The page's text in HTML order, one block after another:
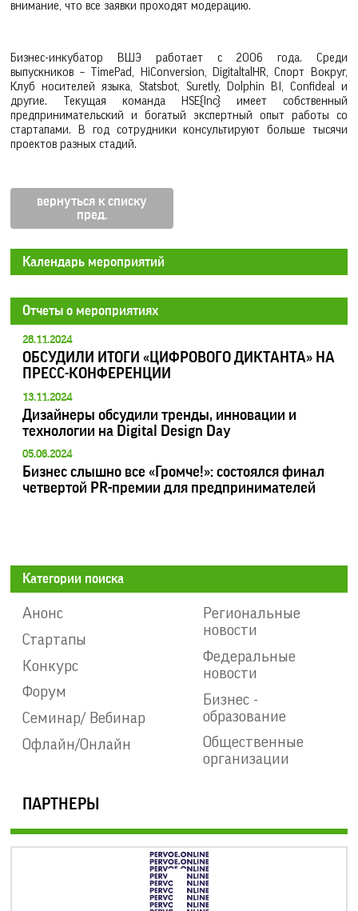
внимание, что все заявки проходят модерацию.
Бизнес-инкубатор ВШЭ работает с 2006 года. Среди
выпускников – TimePad, HiConversion, DigitaltalHR, Спорт Вокруг,
Клуб носителей языка, Statsbot, Suretly, Dolphin BI, Confideal и
другие. Текущая команда HSE{Inc} имеет собственный
предпринимательский и богатый экспертный опыт работы со
стартапами. В год сотрудники консультируют больше тысячи
проектов разных стадий.
вернуться к списку
Календарь мероприятий
Отчеты о мероприятиях
28.11.2024
ОБСУДИЛИ ИТОГИ «ЦИФРОВОГО ДИКТАНТА» НА
ПРЕСС-КОНФЕРЕНЦИИ
13.11.2024
Дизайнеры обсудили тренды, инновации и
технологии на Digital Design Day
05.06.2024
Бизнес слышно все «Громче!»: состоялся финал
четвертой PR-премии для предпринимателей
Категории поиска
Анонс
Стартапы
Конкурс
Форум
Семинар/ Вебинар
Офлайн/Онлайн
Региональные
новости
Федеральные
новости
Бизнес -
образование
Общественные
организации
ПАРТНЕРЫ